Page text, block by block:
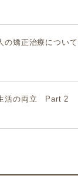
の矯正治療について
活の両立 Part 2